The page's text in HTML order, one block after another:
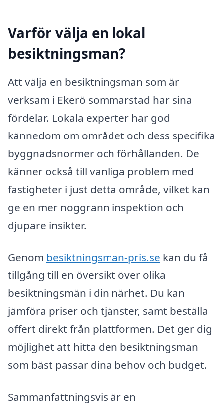
Varför välja en lokal
besiktningsman?
Att välja en besiktningsman som är
verksam i Ekerö sommarstad har sina
fördelar. Lokala experter har god
kännedom om området och dess specifika
byggnadsnormer och förhållanden. De
känner också till vanliga problem med
fastigheter i just detta område, vilket kan
ge en mer noggrann inspektion och
djupare insikter.
Genom besiktningsman-pris.se kan du få
tillgång till en översikt över olika
besiktningsmän i din närhet. Du kan
jämföra priser och tjänster, samt beställa
offert direkt från plattformen. Det ger dig
möjlighet att hitta den besiktningsman
som bäst passar dina behov och budget.
Sammanfattningsvis är en